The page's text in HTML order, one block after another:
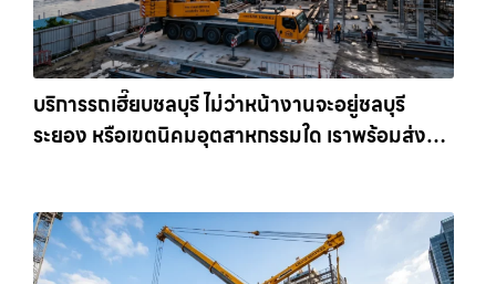
บริการรถเฮี๊ยบชลบุรี ไม่ว่าหน้างานจะอยู่ชลบุรี
ระยอง หรือเขตนิคมอุตสาหกรรมใด เราพร้อมส่งรถ